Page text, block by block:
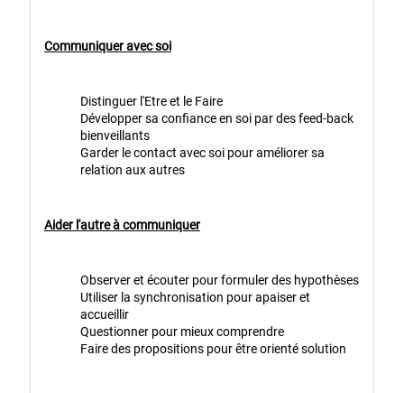
Communiquer avec soi
Distinguer l'Etre et le Faire
Développer sa confiance en soi par des feed-back
bienveillants
Garder le contact avec soi pour améliorer sa
relation aux autres
Aider l'autre à communiquer
Observer et écouter pour formuler des hypothèses
Utiliser la synchronisation pour apaiser et
accueillir
Questionner pour mieux comprendre
Faire des propositions pour être orienté solution